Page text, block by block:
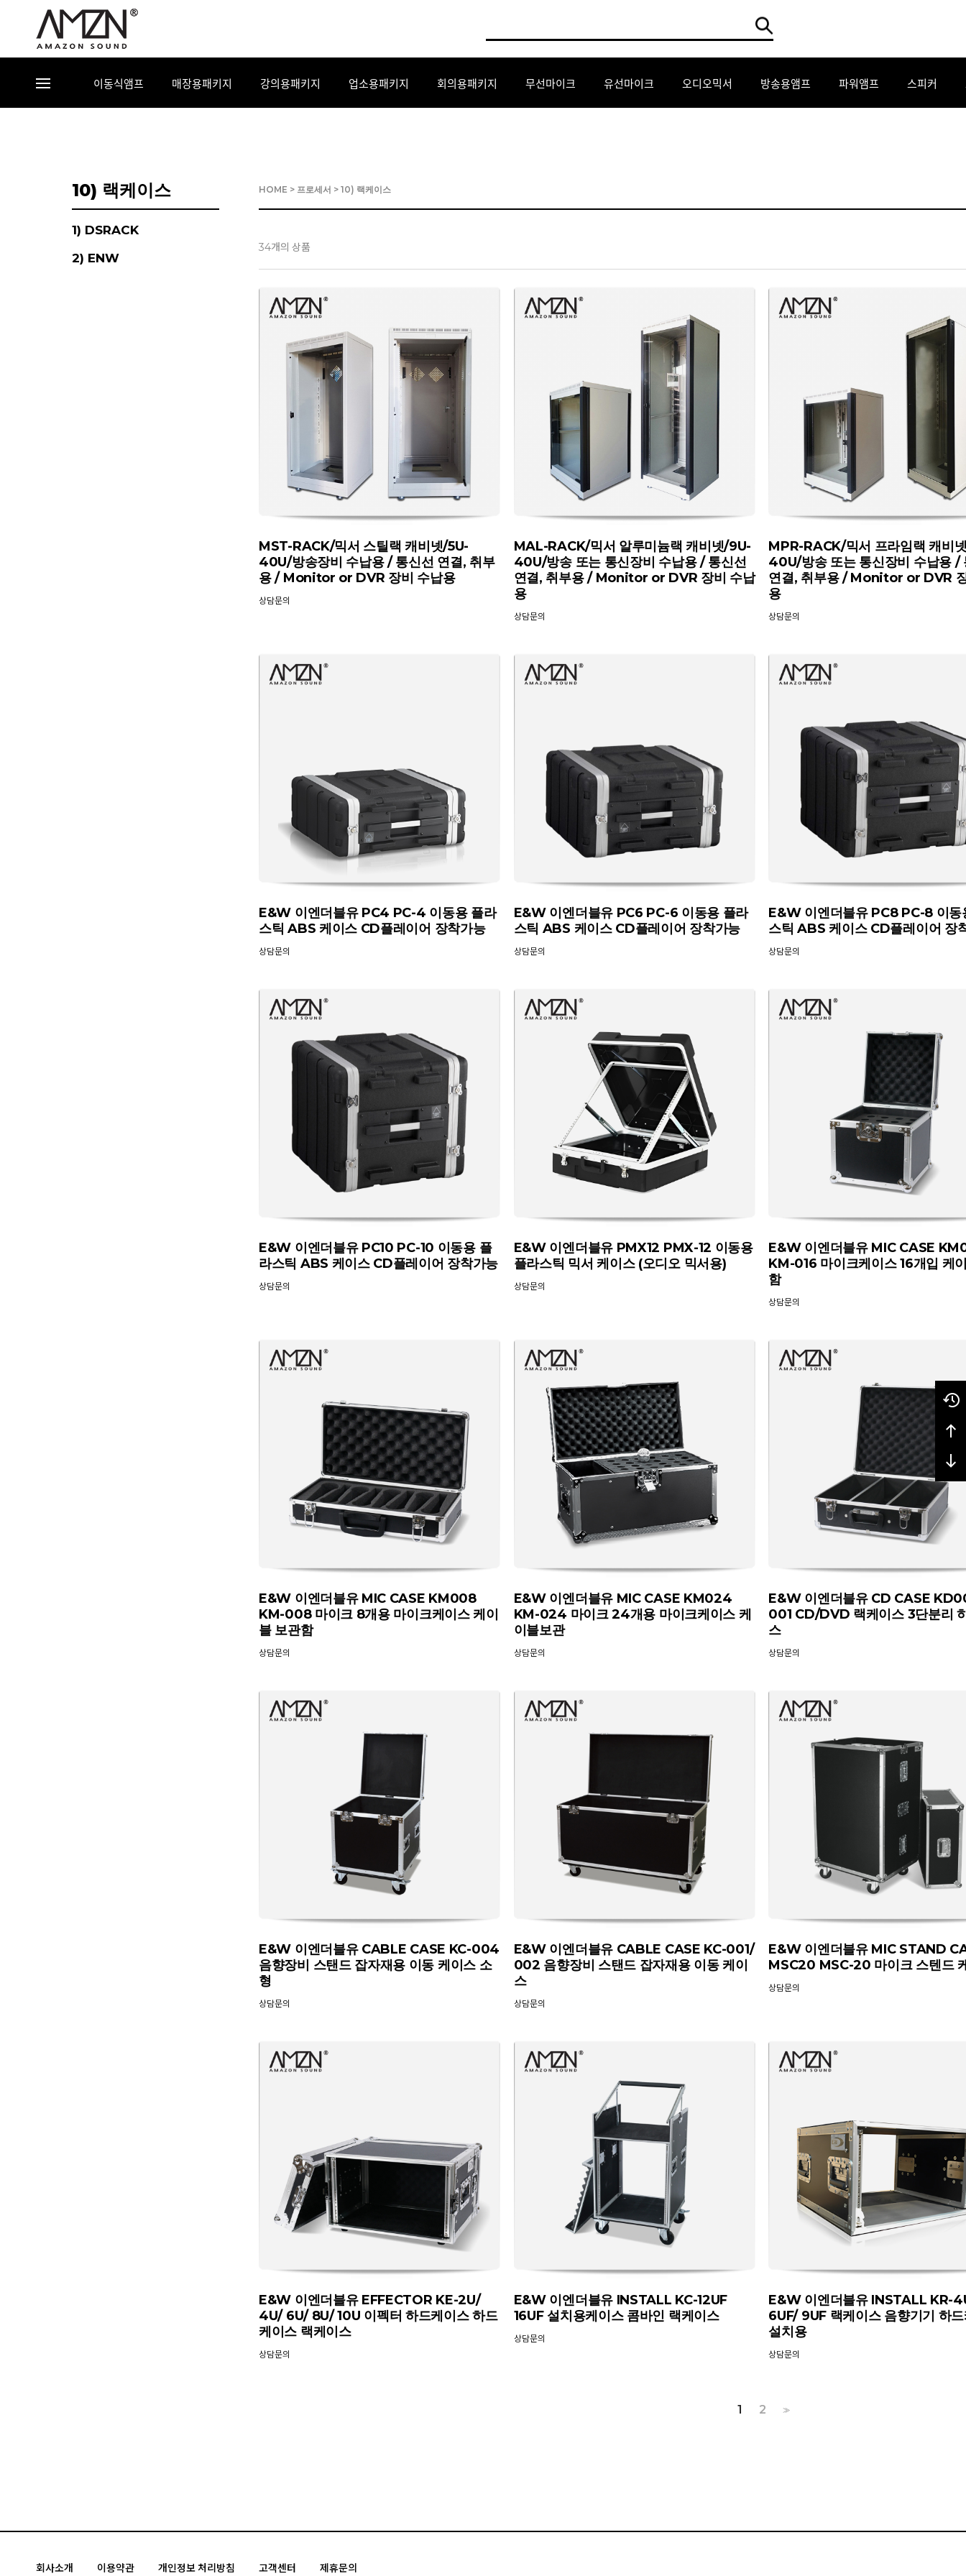
이동식앰프 매장용패키지 강의용패키지 업소용패키지 회의용패키지 무선마이크 유선마이크 오디오믹서 방송용앰프 파워앰프 스피커
10) 랙케이스
1) DSRACK
2) ENW
HOME > 프로세서 > 10) 랙케이스
34개의 상품
MST-RACK/믹서 스틸랙 캐비넷/5U-
40U/방송장비 수납용 / 통신선 연결, 취부
용 / Monitor or DVR 장비 수납용
상담문의
MAL-RACK/믹서 알루미늄랙 캐비넷/9U-
40U/방송 또는 통신장비 수납용 / 통신선
연결, 취부용 / Monitor or DVR 장비 수납
용
상담문의
MPR-RACK/믹서 프라임랙 캐비
40U/방송 또는 통신장비 수납용 /
연결, 취부용 / Monitor or DVR
용
상담문의
E&W 이엔더블유 PC4 PC-4 이동용 플라
스틱 ABS 케이스 CD플레이어 장착가능
상담문의
E&W 이엔더블유 PC6 PC-6 이동용 플라
스틱 ABS 케이스 CD플레이어 장착가능
상담문의
E&W 이엔더블유 PC8 PC-8 이동
스틱 ABS 케이스 CD플레이어 장
상담문의
E&W 이엔더블유 PC10 PC-10 이동용 플
라스틱 ABS 케이스 CD플레이어 장착가능
상담문의
E&W 이엔더블유 PMX12 PMX-12 이동용
플라스틱 믹서 케이스 (오디오 믹서용)
상담문의
E&W 이엔더블유 MIC CASE
KM-016 마이크케이스 16개입 케
함
상담문의
E&W 이엔더블유 MIC CASE KM008
KM-008 마이크 8개용 마이크케이스 케이
블 보관함
상담문의
E&W 이엔더블유 MIC CASE KM024
KM-024 마이크 24개용 마이크케이스 케
이블보관
상담문의
E&W 이엔더블유 CD CASE
001 CD/DVD 랙케이스 3단분리
스
상담문의
E&W 이엔더블유 CABLE CASE KC-004
음향장비 스탠드 잡자재용 이동 케이스 소
형
상담문의
E&W 이엔더블유 CABLE CASE KC-001/
002 음향장비 스탠드 잡자재용 이동 케이
스
상담문의
E&W 이엔더블유 MIC STAND
MSC20 MSC-20 마이크 스텐드
상담문의
E&W 이엔더블유 EFFECTOR KE-2U/
4U/ 6U/ 8U/ 10U 이펙터 하드케이스 하드
케이스 랙케이스
상담문의
E&W 이엔더블유 INSTALL KC-12UF
16UF 설치용케이스 콤바인 랙케이스
상담문의
E&W 이엔더블유 INSTALL KR-
6UF/ 9UF 랙케이스 음향기기 하
설치용
상담문의
1 2 >>
회사소개 이용약관 개인정보 처리방침 고객센터 제휴문의